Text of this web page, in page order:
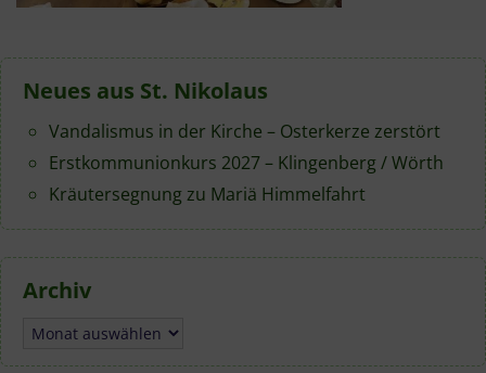
Neues aus St. Nikolaus
Vandalismus in der Kirche – Osterkerze zerstört
Erstkommunionkurs 2027 – Klingenberg / Wörth
Kräutersegnung zu Mariä Himmelfahrt
Archiv
Archiv